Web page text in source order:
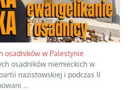
osadników w Palestynie
osadników niemieckich w
nazistowskiej i podczas II